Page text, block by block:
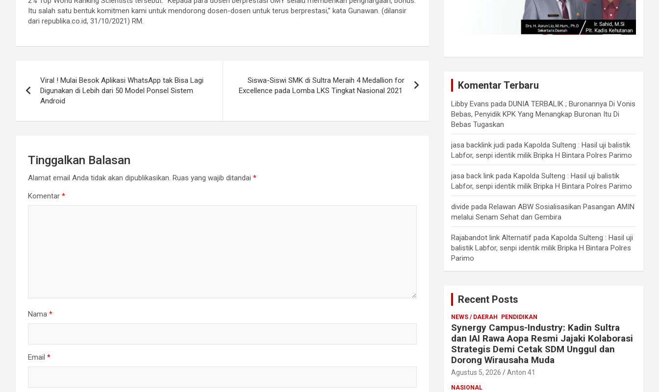
Itu salah satu bentuk komitmen kami untuk mendorong dosen-dosen untuk terus berprestasi,” kata Gunawan. (dilansir
dari republika.co.id, 31/10/2021) RM.
pos
Viral ! Mulai Besok Aplikasi WhatsApp tak Bisa Lagi
Digunakan di Lebih dari 50 Model Ponsel Sistem
Android
Siswa-Siswi SMK di Sultra Meraih 4 Medallion for
Excellence pada Lomba LKS Tingkat Nasional 2021
Tinggalkan Balasan
Alamat email Anda tidak akan dipublikasikan. Ruas yang wajib ditandai *
Komentar *
Nama *
Email *
Komentar Terbaru
Libby Evans pada DUNIA TERBALIK ; Buronannya Di Vonis
Bebas, Penyidik KPK Yang Menangkap Buronan Itu Di
Bebas Tugaskan
jasa backlink judi pada Kapolda Sulteng : Hasil uji balistik
Labfor, senpi identik milik Bripka H Bintara Polres Parimo
jasa back link pada Kapolda Sulteng : Hasil uji balistik
Labfor, senpi identik milik Bripka H Bintara Polres Parimo
divide pada Relawan ABW Sosialisasikan Pasangan AMIN
melalui Senam Sehat dan Gembira
Rajabandot link Alternatif pada Kapolda Sulteng : Hasil uji
balistik Labfor, senpi identik milik Bripka H Bintara Polres
Parimo
Recent Posts
NEWS / DAERAH PENDIDIKAN
Synergy Campus-Industry: Kadin Sultra
dan IAI Rawa Aopa Resmi Jajaki Kolaborasi
Strategis Demi Cetak SDM Unggul dan
Dorong Wirausaha Muda
Agustus 5, 2026 Anton 41
NASIONAL